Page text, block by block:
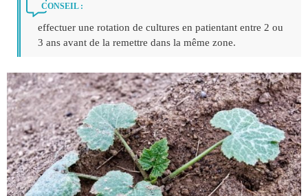
CONSEIL :
effectuer une rotation de cultures en patientant entre 2 ou
3 ans avant de la remettre dans la même zone.